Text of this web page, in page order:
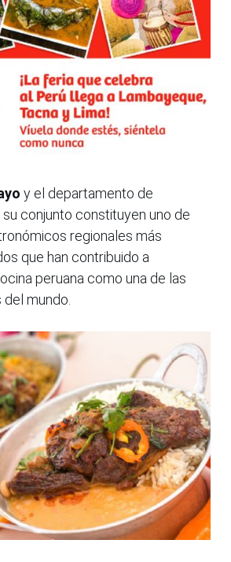
y el departamento de
su conjunto constituyen uno de
regionales más
que han contribuido a
peruana como una de las
mundo.